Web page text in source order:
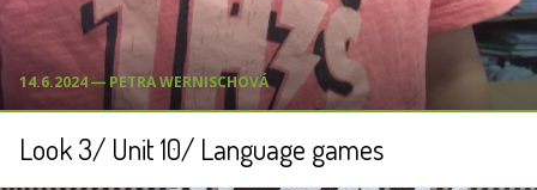
14.6.2024 ― PETRA WERNISCHOVÁ
Look 3/ Unit 10/ Language games